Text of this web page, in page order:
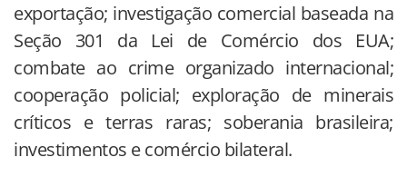
exportação; investigação comercial baseada na
Seção 301 da Lei de Comércio dos EUA;
combate ao crime organizado internacional;
cooperação policial; exploração de minerais
críticos e terras raras; soberania brasileira;
investimentos e comércio bilateral.